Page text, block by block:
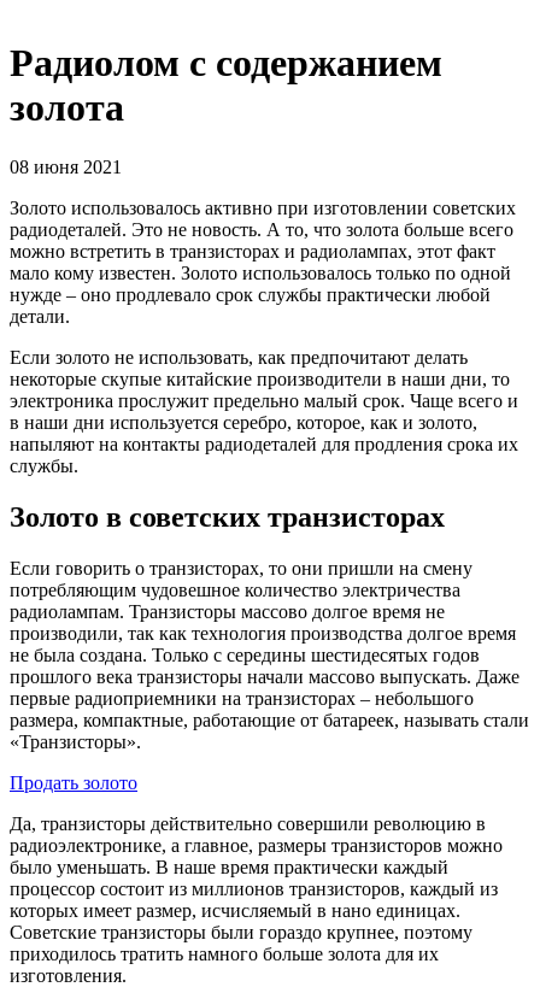
Радиолом с содержанием
золота
08 июня 2021
Золото использовалось активно при изготовлении советских
радиодеталей. Это не новость. А то, что золота больше всего
можно встретить в транзисторах и радиолампах, этот факт
мало кому известен. Золото использовалось только по одной
нужде – оно продлевало срок службы практически любой
детали.
Если золото не использовать, как предпочитают делать
некоторые скупые китайские производители в наши дни, то
электроника прослужит предельно малый срок. Чаще всего и
в наши дни используется серебро, которое, как и золото,
напыляют на контакты радиодеталей для продления срока их
службы.
Золото в советских транзисторах
Если говорить о транзисторах, то они пришли на смену
потребляющим чудовешное количество электричества
радиолампам. Транзисторы массово долгое время не
производили, так как технология производства долгое время
не была создана. Только с середины шестидесятых годов
прошлого века транзисторы начали массово выпускать. Даже
первые радиоприемники на транзисторах – небольшого
размера, компактные, работающие от батареек, называть стали
«Транзисторы».
Продать золото
Да, транзисторы действительно совершили революцию в
радиоэлектронике, а главное, размеры транзисторов можно
было уменьшать. В наше время практически каждый
процессор состоит из миллионов транзисторов, каждый из
которых имеет размер, исчисляемый в нано единицах.
Советские транзисторы были гораздо крупнее, поэтому
приходилось тратить намного больше золота для их
изготовления.